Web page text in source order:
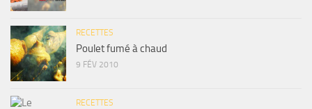
RECETTES
Poulet fumé à chaud
9 FÉV 2010
RECETTES